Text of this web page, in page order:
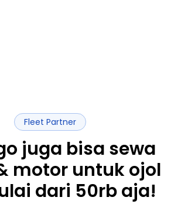
Fleet Partner
juga bisa sewa
motor untuk ojol
dari 50rb aja!